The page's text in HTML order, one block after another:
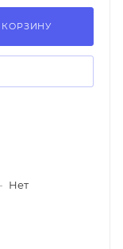
КОРЗИНУ
Нет